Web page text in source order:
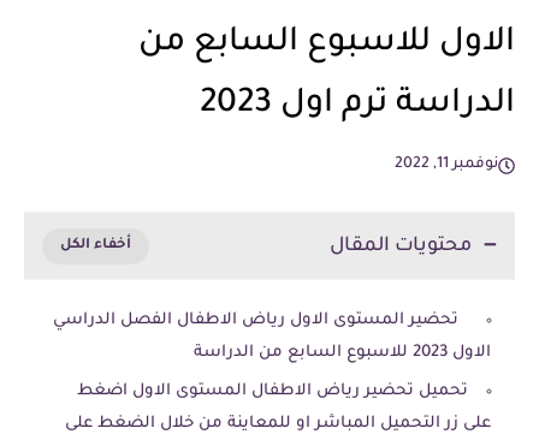
الاول للاسبوع السابع من
الدراسة ترم اول 2023
نوفمبر 11, 2022
محتويات المقال
تحضير المستوى الاول رياض الاطفال الفصل الدراسي
الاول 2023 للاسبوع السابع من الدراسة
تحميل تحضير رياض الاطفال المستوى الاول اضغط
على زر التحميل المباشر او للمعاينة من خلال الضغط على